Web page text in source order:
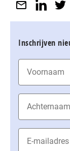
Inschrijven